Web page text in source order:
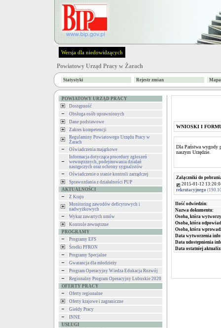
Wersja dla niedowidzących
Powiatowy Urząd Pracy w Żarach
Statystyki Rejestr zmian
POWIATOWY URZĄD PRACY
Dostępność
Obsługa osób uprawnionych
Dane podstawowe
Zakres kompetencji
Regulaminy Powiatowego Urzędu Pracy w
Żarach
Oświadczenia majątkowe
Informacja dotycząca procedury zgłoszeń
wewnętrznych, podejmowania działań
następczych oraz ochrony sygnalistów
Oświadczenie o stanie kontroli zarządczej
Sprawozdania z działalności PUP
AKTUALNOŚCI
Z Kraju
Monitoring zawodów deficytowych i
nadwyżkowych
Wykaz zawartych umów
Kontrole zewnętrzne
PROGRAMY
Programy EFS
Środki PFRON
Programy Specjalne
Gwarancja dla młodzieży
Program Operacyjny Wiedza Edukacja Rozwój
Regionalny Program Operacyjny Lubuskie 2020
OFERTY PRACY
Oferty regionalne
Oferty krajowe i zagraniczne
Giełdy Pracy
INNE
USŁUGI
WNIOSKI I
Dla Państwa wygody
naszym Urzędzie.
Załączniki do
2015-01-12
rekrutacyjnego
Ilość odwiedzin:
Nazwa dokumentu:
Osoba, która
Osoba, która
Osoba, która
Data wytworzenia
Data udostępnienia
Data ostatniej